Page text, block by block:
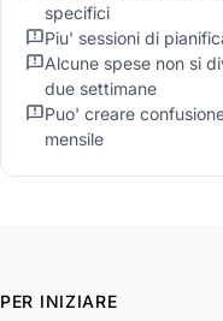
specifici
Piu' sessioni di
Alcune spese non si
due settimane
Puo' creare
mensile
PER INIZIARE